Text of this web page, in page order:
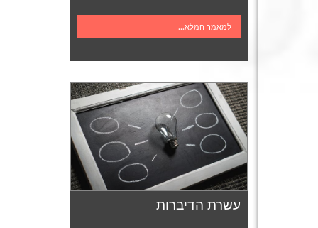
למאמר המלא...
עשרת הדיברות